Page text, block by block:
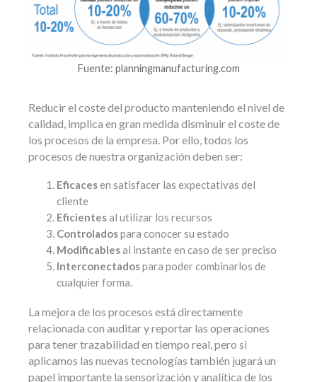
Fuente: planningmanufacturing.com
Reducir el coste del producto manteniendo el nivel de
calidad, implica en gran medida disminuir el coste de
los procesos de la empresa. Por ello, todos los
procesos de nuestra organización deben ser:
Eficacesen satisfacer las expectativas del
cliente
Eficientesal utilizar los recursos
Controladospara conocer su estado
Modificablesal instante en caso de ser preciso
Interconectadospara poder combinarlos de
cualquier forma.
La mejora de los procesos está directamente
relacionada con auditar y reportar las operaciones
para tener trazabilidad en tiempo real, pero si
aplicamos las nuevas tecnologías también jugará un
papel importante la sensorización y analítica de los